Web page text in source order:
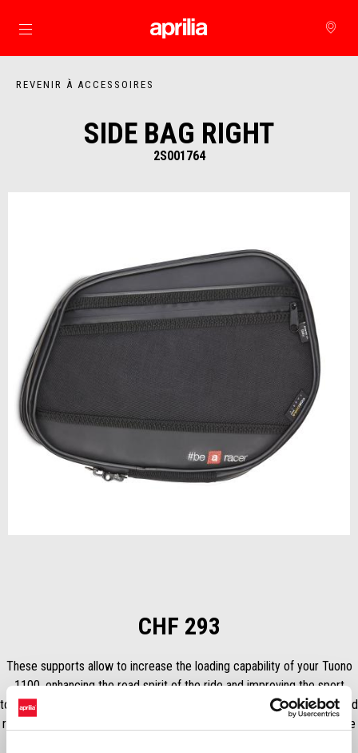
Aller au contenu principal
REVENIR À ACCESSOIRES
SIDE BAG RIGHT
2S001764
CHF 293
These supports allow to increase the loading capability of your Tuono
1100, enhancing the road spirit of the ride and improving the sport
touring experience of the powerfull V4 engine. Sold separately. Left and
right support have different shape and allow the mount of specific side